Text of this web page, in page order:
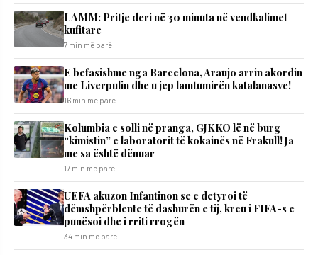
LAMM: Pritje deri në 30 minuta në vendkalimet
kufitare
7 min më parë
E befasishme nga Barcelona, Araujo arrin akordin
me Liverpulin dhe u jep lamtumirën katalanasve!
16 min më parë
Kolumbia e solli në pranga, GJKKO lë në burg
“kimistin” e laboratorit të kokainës në Frakull! Ja
me sa është dënuar
17 min më parë
UEFA akuzon Infantinon se e detyroi të
dëmshpërblente të dashurën e tij, kreu i FIFA-s e
punësoi dhe i rriti rrogën
34 min më parë